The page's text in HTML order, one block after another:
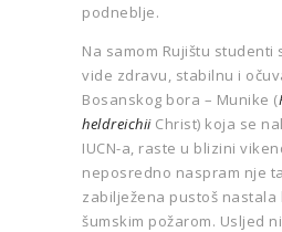
podneblje.
Na samom Rujištu studenti
vide zdravu, stabilnu i
Bosanskog bora – Munike (
heldreichiiChrist) koja se
IUCN-a, raste u blizini
neposredno naspram nje
zabilježena pustoš
šumskim požarom. Usljed